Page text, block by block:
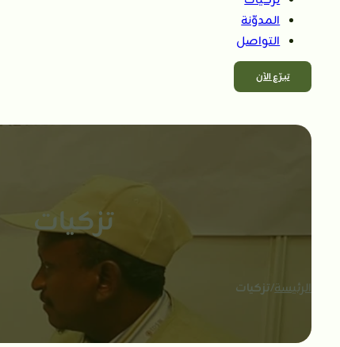
المدوّنة
التواصل
تبــرّع الآن
تزكيات
الرئيسة/تزكيات